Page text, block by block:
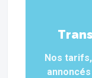
Nos